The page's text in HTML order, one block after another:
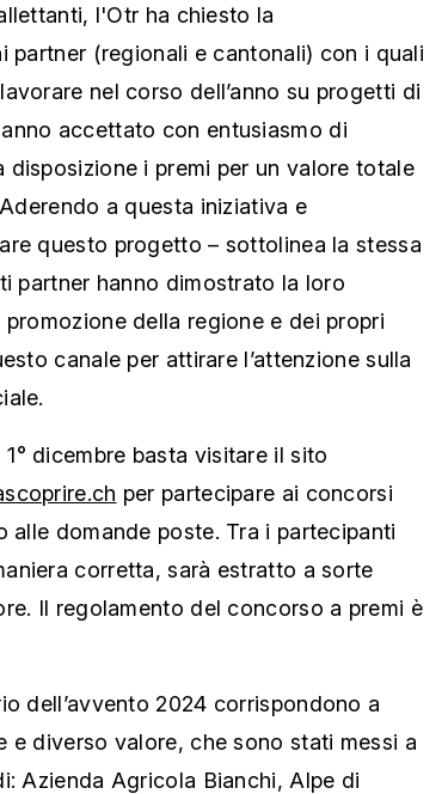
l'Otr ha chiesto la
partner (regionali e cantonali) con i quali
nel corso dell’anno su progetti di
accettato con entusiasmo di
disposizione i premi per un valore totale
a questa iniziativa e
questo progetto – sottolinea la stessa
partner hanno dimostrato la loro
della regione e dei propri
canale per attirare l’attenzione sulla
dicembre basta visitare il sito
per partecipare ai concorsi
alle domande poste. Tra i partecipanti
corretta, sarà estratto a sorte
Il regolamento del concorso a premi è
dell’avvento 2024 corrispondono a
e diverso valore, che sono stati messi a
Azienda Agricola Bianchi, Alpe di